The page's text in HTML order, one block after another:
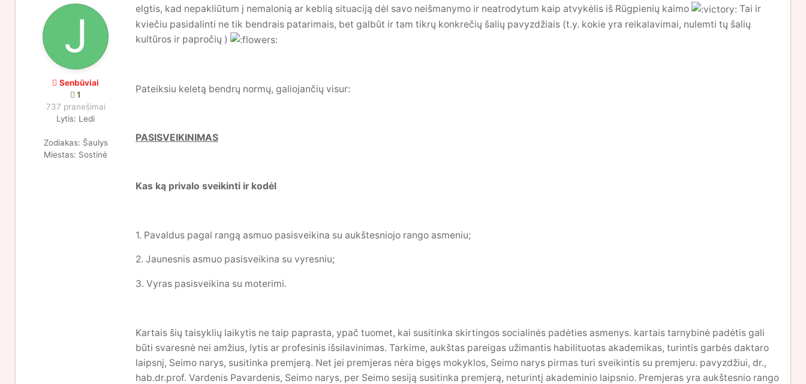
Senbūviai
1
737 pranešimai
Lytis: Ledi
Zodiakas: Šaulys
Miestas: Sostinė
elgtis, kad nepakliūtum į nemalonią ar keblią situaciją dėl savo neišmanymo ir neatrodytum kaip atvykėlis iš Rūgpienių kaimo
Tai ir
kviečiu pasidalinti ne tik bendrais patarimais, bet galbūt ir tam tikrų konkrečių šalių pavyzdžiais (t.y. kokie yra reikalavimai, nulemti tų šalių
kultūros ir papročių )
Pateiksiu keletą bendrų normų, galiojančių visur:
PASISVEIKINIMAS
Kas ką privalo sveikinti ir kodėl
1. Pavaldus pagal rangą asmuo pasisveikina su aukštesniojo rango asmeniu;
2. Jaunesnis asmuo pasisveikina su vyresniu;
3. Vyras pasisveikina su moterimi.
Kartais šių taisyklių laikytis ne taip paprasta, ypač tuomet, kai susitinka skirtingos socialinės padėties asmenys. kartais tarnybinė padėtis gali
būti svaresnė nei amžius, lytis ar profesinis išsilavinimas. Tarkime, aukštas pareigas užimantis habilituotas akademikas, turintis garbės daktaro
laipsnį, Seimo narys, susitinka premjerą. Net jei premjeras nėra bigęs mokyklos, Seimo narys pirmas turi sveikintis su premjeru. pavyzdžiui, dr.,
hab.dr.prof. Vardenis Pavardenis, Seimo narys, per Seimo sesiją susitinka premjerą, neturintį akademinio laipsnio. Premjeras yra aukštesnio rango